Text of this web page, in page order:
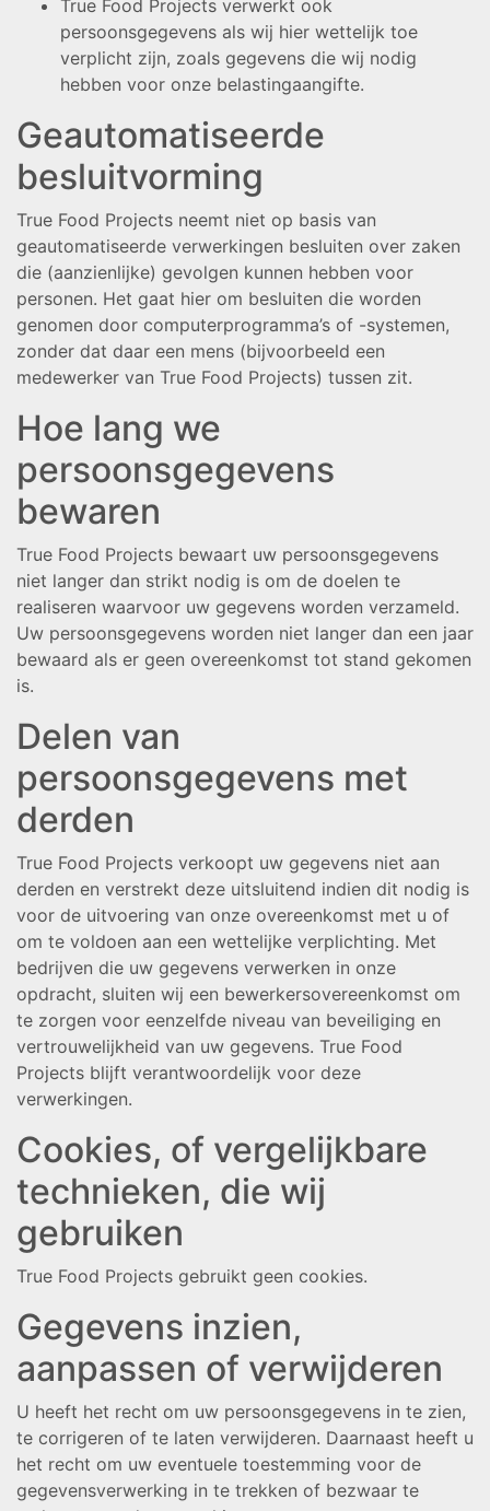
True Food Projects verwerkt ook
persoonsgegevens als wij hier wettelijk toe
verplicht zijn, zoals gegevens die wij nodig
hebben voor onze belastingaangifte.
Geautomatiseerde
besluitvorming
True Food Projects neemt niet op basis van
geautomatiseerde verwerkingen besluiten over zaken
die (aanzienlijke) gevolgen kunnen hebben voor
personen. Het gaat hier om besluiten die worden
genomen door computerprogramma’s of -systemen,
zonder dat daar een mens (bijvoorbeeld een
medewerker van True Food Projects) tussen zit.
Hoe lang we
persoonsgegevens
bewaren
True Food Projects bewaart uw persoonsgegevens
niet langer dan strikt nodig is om de doelen te
realiseren waarvoor uw gegevens worden verzameld.
Uw persoonsgegevens worden niet langer dan een jaar
bewaard als er geen overeenkomst tot stand gekomen
is.
Delen van
persoonsgegevens met
derden
True Food Projects verkoopt uw gegevens niet aan
derden en verstrekt deze uitsluitend indien dit nodig is
voor de uitvoering van onze overeenkomst met u of
om te voldoen aan een wettelijke verplichting. Met
bedrijven die uw gegevens verwerken in onze
opdracht, sluiten wij een bewerkersovereenkomst om
te zorgen voor eenzelfde niveau van beveiliging en
vertrouwelijkheid van uw gegevens. True Food
Projects blijft verantwoordelijk voor deze
verwerkingen.
Cookies, of vergelijkbare
technieken, die wij
gebruiken
True Food Projects gebruikt geen cookies.
Gegevens inzien,
aanpassen of verwijderen
U heeft het recht om uw persoonsgegevens in te zien,
te corrigeren of te laten verwijderen. Daarnaast heeft u
het recht om uw eventuele toestemming voor de
gegevensverwerking in te trekken of bezwaar te